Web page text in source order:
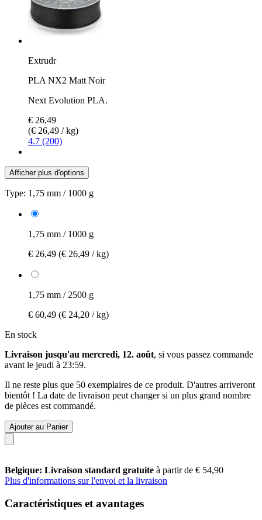
Extrudr
PLA NX2 Matt Noir
Next Evolution PLA.
€ 26,49
(€ 26,49 / kg)
4.7 (200)
Afficher plus d'options
Type: 1,75 mm / 1000 g
1,75 mm / 1000 g
€ 26,49 (€ 26,49 / kg)
1,75 mm / 2500 g
€ 60,49 (€ 24,20 / kg)
En stock
Livraison jusqu'au mercredi, 12. août, si vous passez commande
avant le jeudi à 23:59.
Il ne reste plus que 50 exemplaires de ce produit. D'autres arriveront
bientôt ! La date de livraison peut changer si un plus grand nombre
de pièces est commandé.
Ajouter au Panier
Belgique: Livraison standard gratuite à partir de € 54,90
Plus d'informations sur l'envoi et la livraison
Caractéristiques et avantages